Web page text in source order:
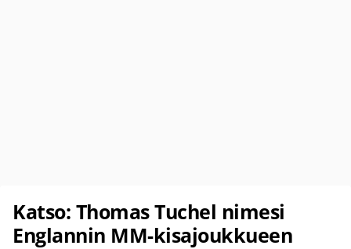
Katso: Thomas Tuchel nimesi
Englannin MM-kisajoukkueen